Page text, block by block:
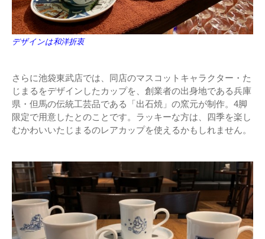
デザインは和洋折衷
さらに池袋東武店では、同店のマスコットキャラクター・た
じまるをデザインしたカップを、創業者の出身地である兵庫
県・但馬の伝統工芸品である「出石焼」の窯元が制作。4脚
限定で用意したとのことです。ラッキーな方は、四季を楽し
むかわいいたじまるのレアカップを使えるかもしれません。